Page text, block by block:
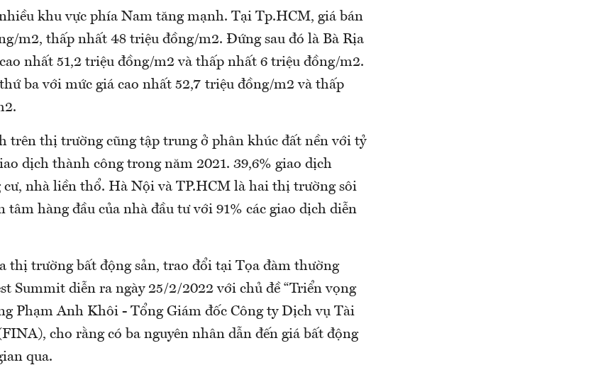
khu vực phía Nam tăng mạnh. Tại Tp.HCM, giá bán
m2, thấp nhất 48 triệu đồng/m2. Đứng sau đó là Bà Rịa
nhất 51,2 triệu đồng/m2 và thấp nhất 6 triệu đồng/m2.
ba với mức giá cao nhất 52,7 triệu đồng/m2 và thấp
trên thị trường cũng tập trung ở phân khúc đất nền với tỷ
dịch thành công trong năm 2021. 39,6% giao dịch
cư, nhà liền thổ. Hà Nội và TP.HCM là hai thị trường sôi
tâm hàng đầu của nhà đầu tư với 91% các giao dịch diễn
thị trường bất động sản, trao đổi tại Tọa đàm thường
Summit diễn ra ngày 25/2/2022 với chủ đề “Triển vọng
Phạm Anh Khôi - Tổng Giám đốc Công ty Dịch vụ Tài
cho rằng có ba nguyên nhân dẫn đến giá bất động
qua.